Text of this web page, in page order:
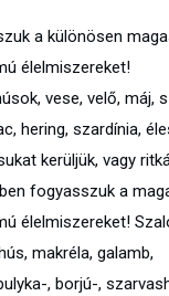
a különösen
élelmiszereket!
vese, velő, máj,
hering, szardínia,
kerüljük, vagy
fogyasszuk a
élelmiszereket!
makréla, galamb,
, borjú-,